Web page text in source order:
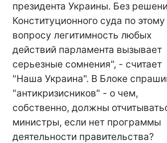
президента Украины. Без
Конституционного суда по этому
вопросу легитимность любых
действий парламента вызывает
серьезные сомнения", - считает
"Наша Украина". В Блоке
"антикризисников" - о чем,
собственно, должны
министры, если нет программы
деятельности правительства?